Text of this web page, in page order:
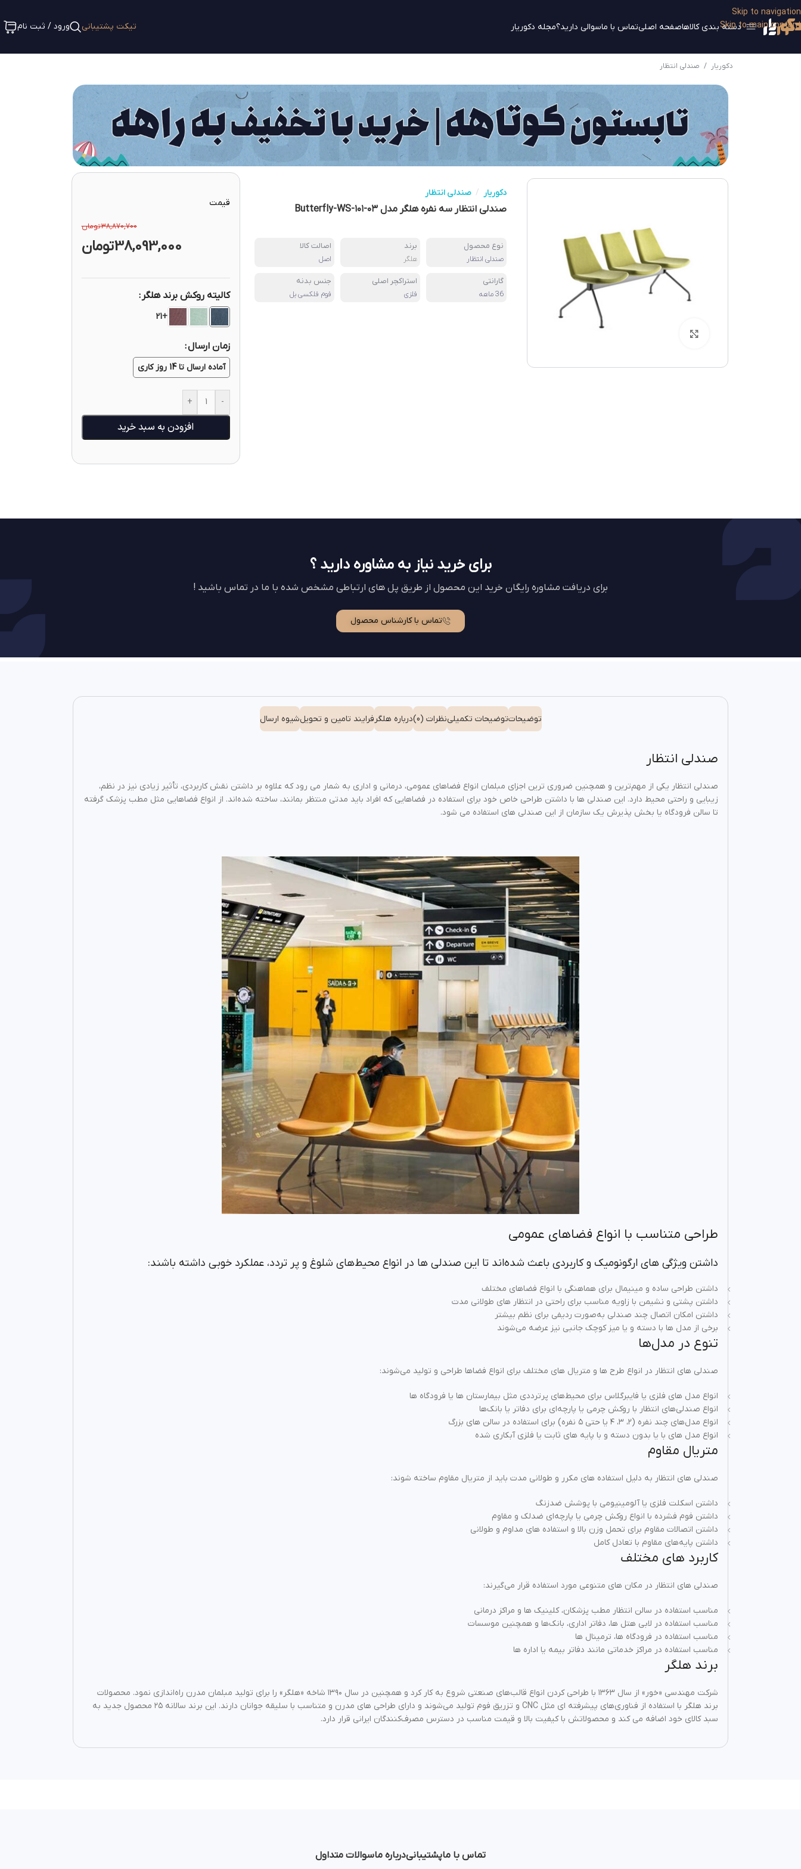
Skip to navigation
Skip to main contentدسته بندی کالاهاصفحه اصلیتماس با ماسوالی دارید؟مجله دکوریار تیکت پشتیبانی ورود / ثبت نام
دکوریار / صندلی انتظار
دکوریار / صندلی انتظار
صندلی انتظار سه نفره هلگر مدل Butterfly-WS-۱۰۱-۰۳
نوع محصول
صندلی انتظار
برند
هلگر
اصالت کالا
اصل
گارانتی
36 ماهه
استراکچر اصلی
فلزی
جنس بدنه
فوم فلکسی بل
قیمت
38,870,700تومان
38,093,000تومان
کالیته روکش برند هلگر
+21
زمان ارسال
آماده ارسال تا 14 روز کاری
-
+
افزودن به سبد خرید
برای خرید نیاز به مشاوره دارید ؟
برای دریافت مشاوره رایگان خرید این محصول از طریق پل های ارتباطی مشخص شده با ما در تماس باشید !
تماس با کارشناس محصول
توضیحاتتوضیحات تکمیلینظرات (0) درباره هلگرفرایند تامین و تحویلشیوه ارسال
صندلی انتظار
صندلی انتظار یکی از مهم‌ترین و همچنین ضروری ترین اجزای مبلمان انواع فضاهای عمومی، درمانی و اداری به شمار می رود که علاوه بر داشتن نقش کاربردی، تأثیر زیادی نیز در نظم،
زیبایی و راحتی محیط دارد. این صندلی‌ ها با داشتن طراحی خاص خود برای استفاده در فضاهایی که افراد باید مدتی منتظر بمانند، ساخته شده‌اند. از انواع فضاهایی مثل مطب پزشک گرفته
تا سالن فرودگاه یا بخش پذیرش یک سازمان از این صندلی های استفاده می شود.
طراحی متناسب با انواع فضاهای عمومی
داشتن ویژگی‌ های ارگونومیک و کاربردی باعث شده‌اند تا این صندلی ها در انواع محیط‌های شلوغ و پر تردد، عملکرد خوبی داشته باشند:
داشتن طراحی ساده و مینیمال برای هماهنگی با انواع فضاهای مختلف
داشتن پشتی و نشیمن با زاویه مناسب برای راحتی در انتظار های طولانی مدت
داشتن امکان اتصال چند صندلی به‌صورت ردیفی برای نظم بیشتر
برخی از مدل‌ ها با دسته و یا میز کوچک جانبی نیز عرضه می‌شوند
تنوع در مدل‌ها
صندلی‌ های انتظار در انواع طرح‌ ها و متریال های مختلف برای انواع فضاها طراحی و تولید می‌شوند:
انواع مدل‌ های فلزی یا فایبرگلاس برای محیط‌های پرترددی مثل بیمارستان ها یا فرودگاه ها
انواع صندلی‌های انتظار با روکش چرمی یا پارچه‌ای برای دفاتر یا بانک‌ها
انواع مدل‌های چند نفره (۲، ۳، ۴ یا حتی ۵ نفره) برای استفاده در سالن‌ های بزرگ
انواع مدل های با یا بدون دسته و با پایه‌ های ثابت یا فلزی آبکاری‌ شده
متریال مقاوم
صندلی های انتظار به دلیل استفاده های مکرر و طولانی مدت باید از متریال مقاوم ساخته شوند:
داشتن اسکلت فلزی یا آلومینیومی با پوشش ضدزنگ
داشتن فوم فشرده با انواع روکش چرمی یا پارچه‌ای ضدلک و مقاوم
داشتن اتصالات مقاوم برای تحمل وزن بالا و استفاده های مداوم و طولانی
داشتن پایه‌های مقاوم با تعادل کامل
کاربرد های مختلف
صندلی های انتظار در مکان‌ های متنوعی مورد استفاده قرار می‌گیرند:
مناسب استفاده در سالن انتظار مطب پزشکان، کلینیک‌ ها و مراکز درمانی
مناسب استفاده در لابی هتل‌ ها، دفاتر اداری، بانک‌ها و همچنین موسسات
مناسب استفاده در فرودگاه‌ ها، ترمینال‌ ها
مناسب استفاده در مراکز خدماتی مانند دفاتر بیمه یا اداره‌ ها
برند هلگر
شرکت مهندسی «خور» از سال ۱۳۶۳ با طراحی کردن انواع قالب‌های صنعتی شروع به کار کرد و همچنین در سال ۱۳۹۰ شاخه «هلگر» را برای تولید مبلمان مدرن راه‌اندازی نمود. محصولات
برند هلگر با استفاده از فناوری‌های پیشرفته ای مثل CNC و تزریق فوم تولید می‌شوند و دارای طراحی‌ های مدرن و متناسب با سلیقه جوانان دارند. این برند سالانه ۲۵ محصول جدید به
سبد کالای خود اضافه می کند و محصولاتش با کیفیت بالا و قیمت مناسب در دسترس مصرف‌کنندگان ایرانی قرار دارد.
تماس با ماپشتیبانیدرباره ماسوالات متداول